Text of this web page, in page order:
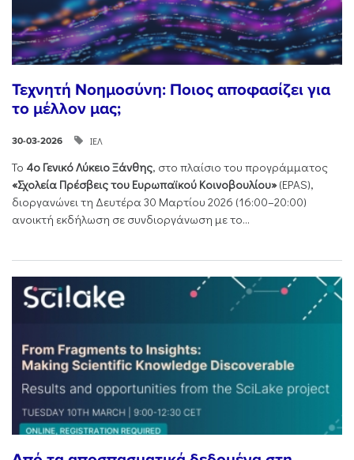
Τεχνητή Νοημοσύνη: Ποιος αποφασίζει για
το μέλλον μας;
30-03-2026 ΙΕΛ
Το 4ο Γενικό Λύκειο Ξάνθης, στο πλαίσιο του προγράμματος
«Σχολεία Πρέσβεις του Ευρωπαϊκού Κοινοβουλίου»(EPAS),
διοργανώνει τη Δευτέρα 30 Μαρτίου 2026 (16:00–20:00)
ανοικτή εκδήλωση σε συνδιοργάνωση με το...